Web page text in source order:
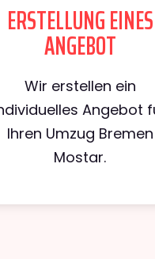
ERSTELLUNG EINES
ANGEBOT
Wir erstellen ein
Angebot
Ihren Umzug Bremen
Mostar.